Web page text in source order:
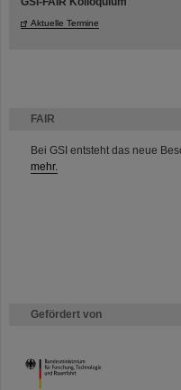
FAIR
Bei GSI entsteht das neue
mehr.
Gefördert von
HMWK
Aktuelle Termine